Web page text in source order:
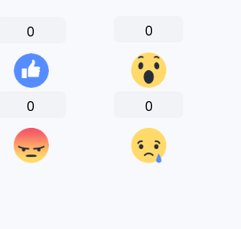
0 0
0 0